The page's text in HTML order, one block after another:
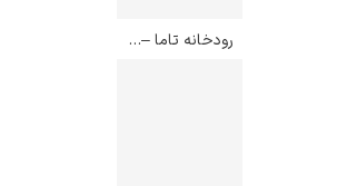
رودخانه تاما – کاتسوشیکا هوکوسائی